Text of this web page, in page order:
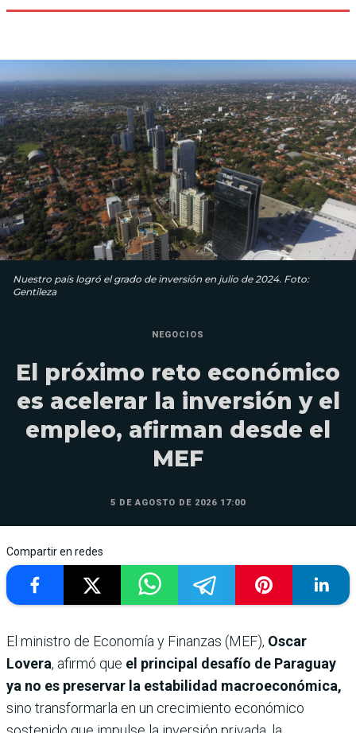
Nuestro país logró el grado de inversión en julio de 2024. Foto:
Gentileza
NEGOCIOS
El próximo reto económico
es acelerar la inversión y el
empleo, afirman desde el
MEF
5 DE AGOSTO DE 2026 17:00
Compartir en redes
El ministro de Economía y Finanzas (MEF), Oscar
Lovera, afirmó que el principal desafío de Paraguay
ya no es preservar la estabilidad macroeconómica,
sino transformarla en un crecimiento económico